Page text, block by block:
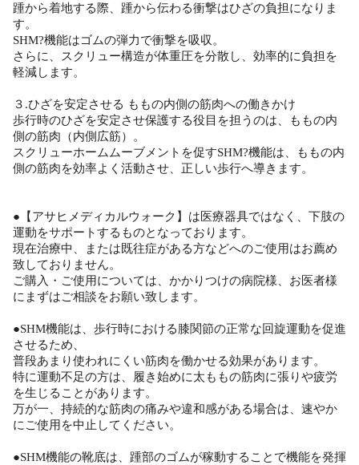
踵から着地する際、踵から伝わる衝撃はひざの負担になりま
す。
SHM?機能はゴムの弾力で衝撃を吸収。
さらに、スクリュー構造が体重圧を分散し、効率的に負担を
軽減します。
３.ひざを安定させる ももの内側の筋肉への働きかけ
歩行時のひざを安定させ保護する役目を担うのは、ももの内
側の筋肉（内側広筋）。
スクリューホームムーブメントを促すSHM?機能は、ももの内
側の筋肉を効率よく活動させ、正しい歩行へ導きます。
●【アサヒメディカルウォーク】は医療器具ではなく、下肢の
運動をサポートするものとなっております。
現在治療中、または既往症がある方などへのご使用はお薦め
致しておりません。
ご購入・ご使用については、かかりつけの病院様、お医者様
にまずはご相談をお願い致します。
●SHM機能は、歩行時における膝関節の正常な回旋運動を促進
させるため、
普段あまり使われにくい筋肉を働かせる効果があります。
特に運動不足の方は、履き始めに太ももの筋肉に張りや疲労
を生じることがあります。
万が一、持続的な筋肉の痛みや違和感がある場合は、速やか
にご使用を中止してください。
●SHM機能の靴底は、踵部のゴムが稼動することで機能を発揮